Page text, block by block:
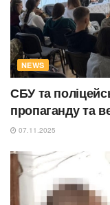
NEWS
СБУ та
пропаганду та
07.11.2025